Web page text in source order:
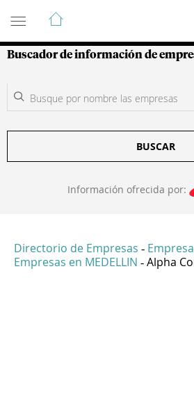
Guía de Empresas
Buscador de información de
BUSCAR
Información ofrecida por:
Directorio de Empresas -
Empresas en MEDELLIN - Alpha